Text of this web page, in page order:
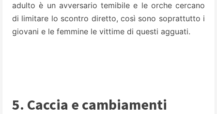
adulto è un avversario temibile e le orche cercano
di limitare lo scontro diretto, così sono soprattutto i
giovani e le femmine le vittime di questi agguati.
5. Caccia e cambiamenti